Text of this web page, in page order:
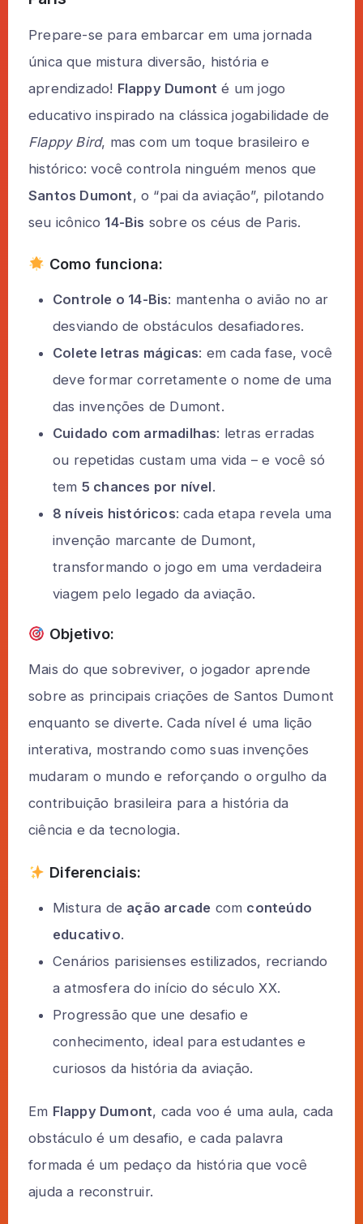
Prepare-se para embarcar em uma jornada
única que mistura diversão, história e
aprendizado! Flappy Dumont é um jogo
educativo inspirado na clássica jogabilidade de
Flappy Bird, mas com um toque brasileiro e
histórico: você controla ninguém menos que
Santos Dumont, o “pai da aviação”, pilotando
seu icônico 14-Bis sobre os céus de Paris.
Como funciona:
Controle o 14-Bis: mantenha o avião no ar
desviando de obstáculos desafiadores.
Colete letras mágicas: em cada fase, você
deve formar corretamente o nome de uma
das invenções de Dumont.
Cuidado com armadilhas: letras erradas
ou repetidas custam uma vida – e você só
tem 5 chances por nível.
8 níveis históricos: cada etapa revela uma
invenção marcante de Dumont,
transformando o jogo em uma verdadeira
viagem pelo legado da aviação.
Objetivo:
Mais do que sobreviver, o jogador aprende
sobre as principais criações de Santos Dumont
enquanto se diverte. Cada nível é uma lição
interativa, mostrando como suas invenções
mudaram o mundo e reforçando o orgulho da
contribuição brasileira para a história da
ciência e da tecnologia.
Diferenciais:
Mistura de ação arcade com conteúdo
educativo.
Cenários parisienses estilizados, recriando
a atmosfera do início do século XX.
Progressão que une desafio e
conhecimento, ideal para estudantes e
curiosos da história da aviação.
Em Flappy Dumont, cada voo é uma aula, cada
obstáculo é um desafio, e cada palavra
formada é um pedaço da história que você
ajuda a reconstruir.